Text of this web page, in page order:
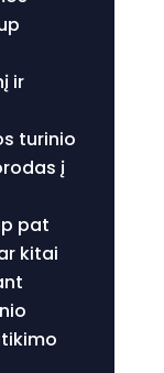
ir
turinio
į
pat
kitai